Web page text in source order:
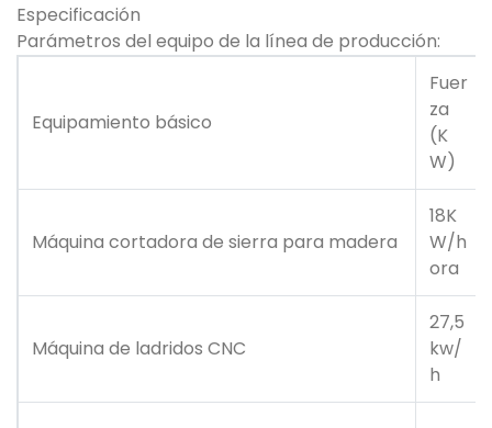
Especificación
Parámetros del equipo de la línea de producción:
Equipamiento básico
Fuer
za
(K
W)
Máquina cortadora de sierra para madera
18K
W/h
ora
Máquina de ladridos CNC
27,5
kw/
h